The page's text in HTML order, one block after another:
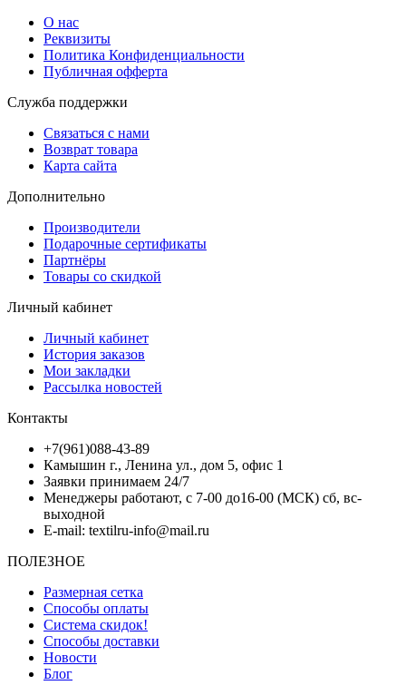
О нас
Реквизиты
Политика Конфиденциальности
Публичная офферта
Служба поддержки
Связаться с нами
Возврат товара
Карта сайта
Дополнительно
Производители
Подарочные сертификаты
Партнёры
Товары со скидкой
Личный кабинет
Личный кабинет
История заказов
Мои закладки
Рассылка новостей
Контакты
+7(961)088-43-89
Камышин г., Ленина ул., дом 5, офис 1
Заявки принимаем 24/7
Менеджеры работают, с 7-00 до16-00 (МСК) сб, вс-
выходной
E-mail: textilru-info@mail.ru
ПОЛЕЗНОЕ
Размерная сетка
Способы оплаты
Система скидок!
Способы доставки
Новости
Блог